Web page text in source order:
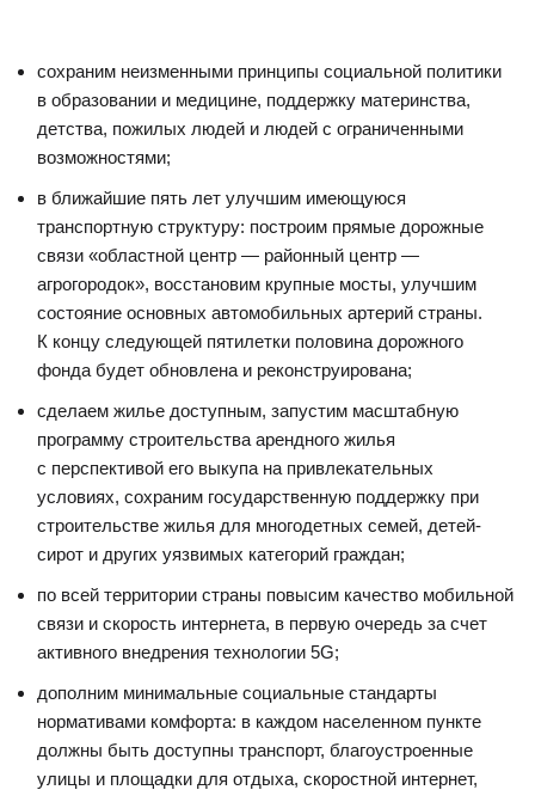
сохраним неизменными принципы социальной политики
в образовании и медицине, поддержку материнства,
детства, пожилых людей и людей с ограниченными
возможностями;
в ближайшие пять лет улучшим имеющуюся
транспортную структуру: построим прямые дорожные
связи «областной центр — районный центр —
агрогородок», восстановим крупные мосты, улучшим
состояние основных автомобильных артерий страны.
К концу следующей пятилетки половина дорожного
фонда будет обновлена и реконструирована;
сделаем жилье доступным, запустим масштабную
программу строительства арендного жилья
с перспективой его выкупа на привлекательных
условиях, сохраним государственную поддержку при
строительстве жилья для многодетных семей, детей-
сирот и других уязвимых категорий граждан;
по всей территории страны повысим качество мобильной
связи и скорость интернета, в первую очередь за счет
активного внедрения технологии 5G;
дополним минимальные социальные стандарты
нормативами комфорта: в каждом населенном пункте
должны быть доступны транспорт, благоустроенные
улицы и площадки для отдыха, скоростной интернет,